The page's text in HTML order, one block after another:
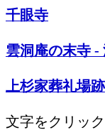
千眼寺
雲洞庵の末寺 -
上杉家葬礼場跡
文字をクリッ